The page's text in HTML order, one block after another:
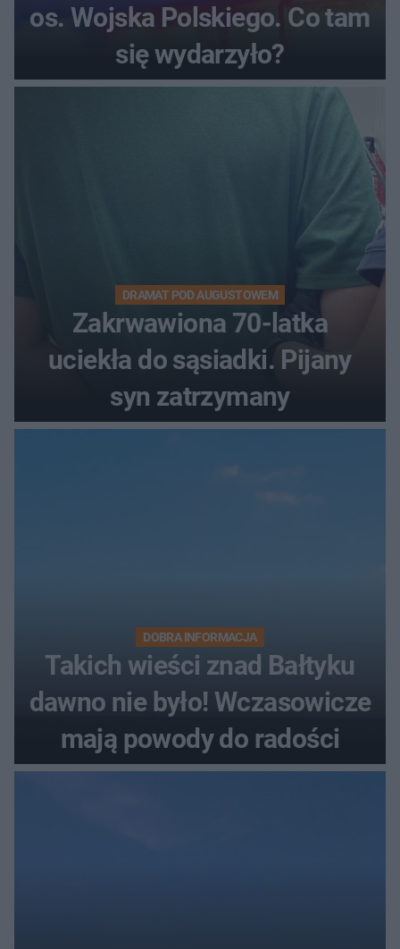
os. Wojska Polskiego. Co tam
się wydarzyło?
DRAMAT POD AUGUSTOWEM
Zakrwawiona 70-latka
uciekła do sąsiadki. Pijany
syn zatrzymany
DOBRA INFORMACJA
Takich wieści znad Bałtyku
dawno nie było! Wczasowicze
mają powody do radości